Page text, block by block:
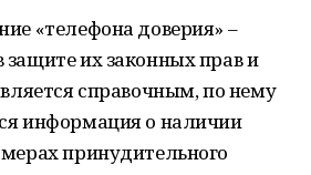
«телефона доверия» –
их законных прав и
справочным, по нему
информация о наличии
принудительного